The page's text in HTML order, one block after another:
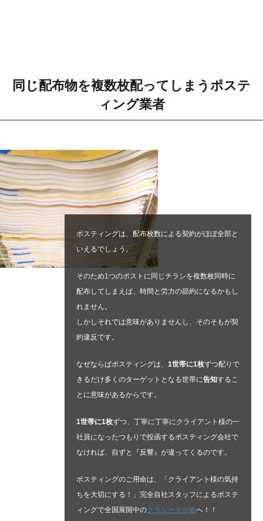
同じ配布物を複数枚配ってしまうポステ
ィング業者
ポスティングは、配布枚数による契約がほぼ全部と
いえるでしょう。
そのため1つのポストに同じチラシを複数枚同時に
配布してしまえば、時間と労力の節約になるかもし
れません。
しかしそれでは意味がありませんし、そのそもが契
約違反です。
なぜならばポスティングは、 1世帯に1枚ずつ配りで
きるだけ多くのターゲットとなる世帯に告知するこ
とに意味があるからです。
1世帯に1枚ずつ、丁寧に丁寧にクライアント様の一
社員になったつもりで投函するポスティング会社で
なければ、自ずと『反響』が違ってくるのです。
ポスティングのご用命は、「クライアント様の気持
ちを大切にする！」完全自社スタッフによるポステ
ィングで全国展開中のクラシード小倉へ！！